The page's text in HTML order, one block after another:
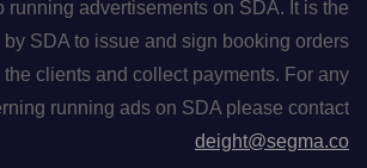
running advertisements on SDA. It is the
SDA to issue and sign booking orders
clients and collect payments. For any
running ads on SDA please contact
deight@segma.co